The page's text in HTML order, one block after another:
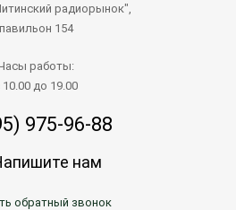
радиорынок",
павильон 154
работы:
10.00 до 19.00
975-96-88
нам
обратный звонок